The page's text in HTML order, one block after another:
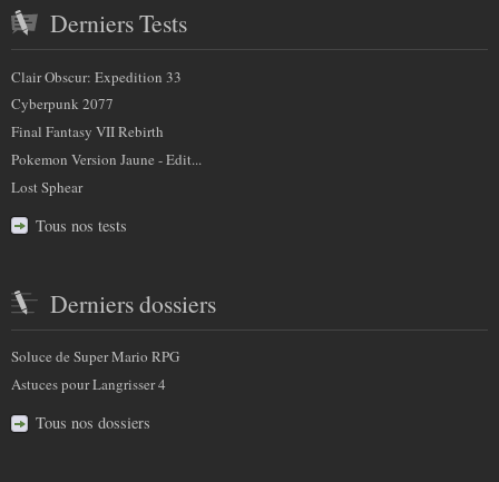
Derniers Tests
Clair Obscur: Expedition 33
Cyberpunk 2077
Final Fantasy VII Rebirth
Pokemon Version Jaune - Edit...
Lost Sphear
Tous nos tests
Derniers dossiers
Soluce de Super Mario RPG
Astuces pour Langrisser 4
Tous nos dossiers